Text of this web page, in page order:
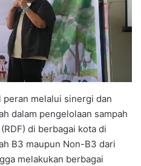
peran melalui sinergi dan
dalam pengelolaan sampah
di berbagai kota di
B3 maupun Non-B3 dari
melakukan berbagai